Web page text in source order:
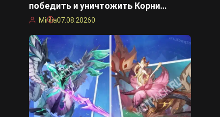
победить и уничтожить Корни
преграды
Mirilia07.08.20260